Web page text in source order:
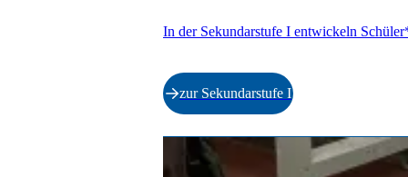
In der Sekundarstufe I entwickeln
zur Sekundarstufe I